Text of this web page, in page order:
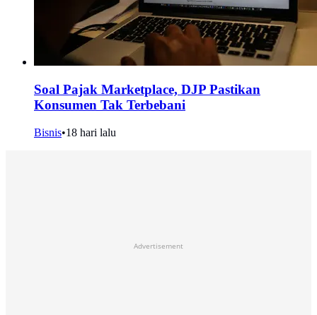
Soal Pajak Marketplace, DJP Pastikan
Konsumen Tak Terbebani
Bisnis•18 hari lalu
Advertisement